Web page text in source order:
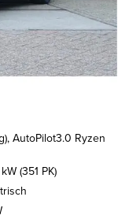
AutoPilot3.0 Ryzen
(351 PK)